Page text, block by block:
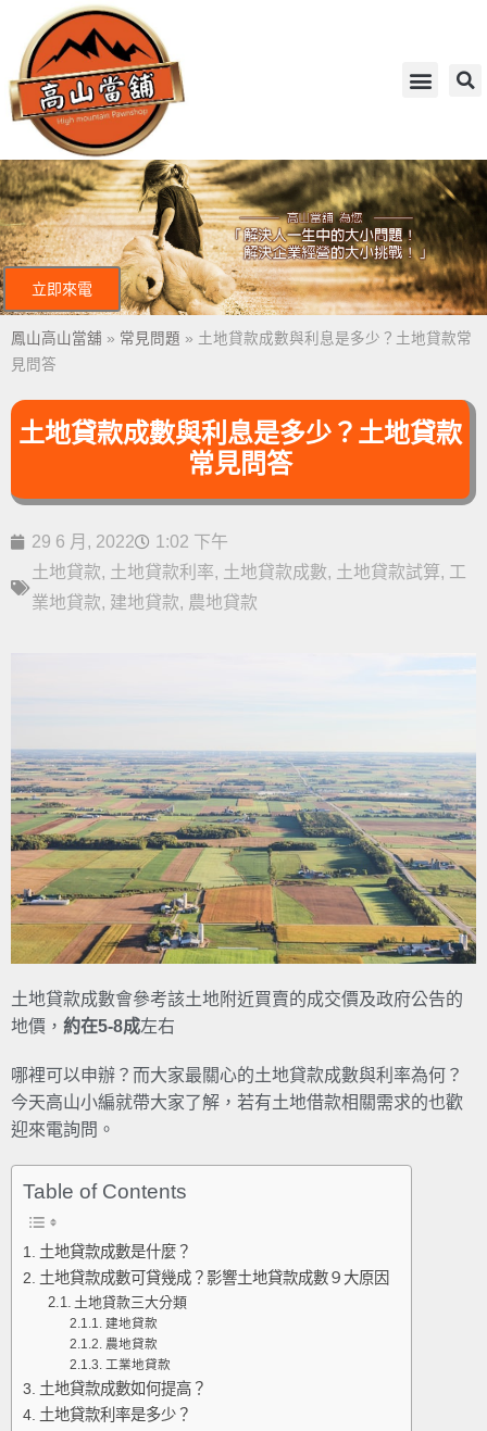
立即來電
鳳山高山當舖 » 常見問題 » 土地貸款成數與利息是多少？土地貸款常
見問答
土地貸款成數與利息是多少？土地貸款
常見問答
29 6 月, 2022
1:02 下午
土地貸款, 土地貸款利率, 土地貸款成數, 土地貸款試算, 工
業地貸款, 建地貸款, 農地貸款
土地貸款成數會參考該土地附近買賣的成交價及政府公告的
地價， 約在5-8成左右
哪裡可以申辦？而大家最關心的土地貸款成數與利率為何？
今天高山小編就帶大家了解，若有土地借款相關需求的也歡
迎來電詢問。
Table of Contents
土地貸款成數是什麼？
土地貸款成數可貸幾成？影響土地貸款成數９大原因
土地貸款三大分類
建地貸款
農地貸款
工業地貸款
土地貸款成數如何提高？
土地貸款利率是多少？